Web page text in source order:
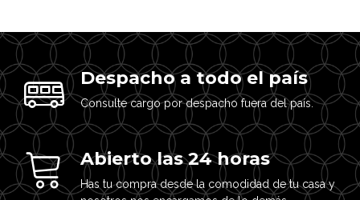
Despacho a todo el país
Consulte cargo por despacho fuera del país.
Abierto las 24 horas
Has tu compra desde la comodidad de tu casa y